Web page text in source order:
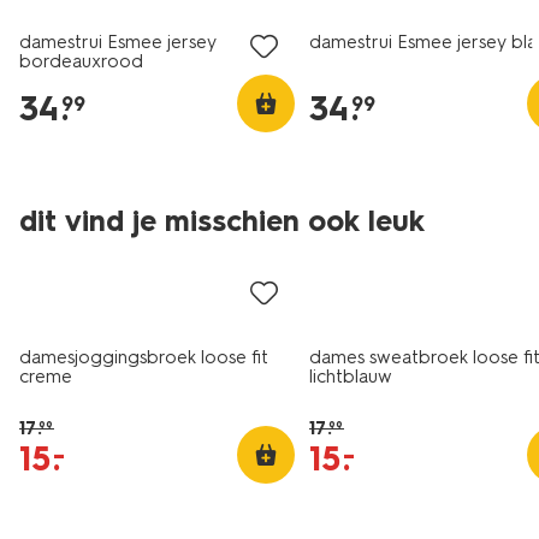
damestrui Esmee jersey
bordeauxrood
34.
99
damestrui Esmee jersey
34.
99
dit vind je misschien ook leuk
sale
damesjoggingsbroek loose fit
creme
17.99
15.
–
sale
dames sweatbroek loose
lichtblauw
17.99
15.
–